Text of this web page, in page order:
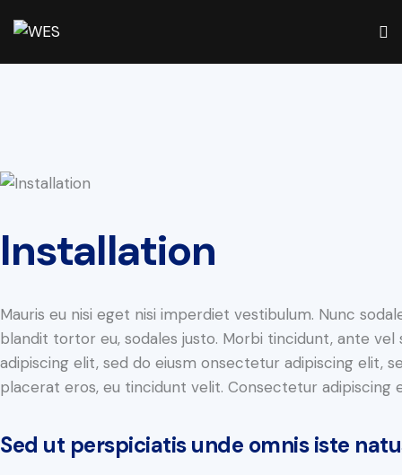
Installation
Mauris eu nisi eget nisi imperdiet vestibulum. Nunc
blandit tortor eu, sodales justo. Morbi tincidunt, ante
adipiscing elit, sed do eiusm onsectetur adipiscing elit,
placerat eros, eu tincidunt velit. Consectetur adipiscing
Sed ut perspiciatis unde omnis iste